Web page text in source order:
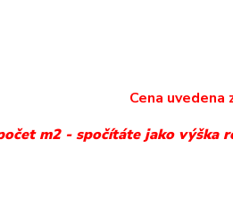
Cena uvedena
m2 - spočítáte jako výška